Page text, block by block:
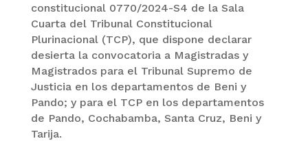
constitucional 0770/2024-S4 de la Sala
Cuarta del Tribunal Constitucional
Plurinacional (TCP), que dispone declarar
desierta la convocatoria a Magistradas y
Magistrados para el Tribunal Supremo de
Justicia en los departamentos de Beni y
Pando; y para el TCP en los departamentos
de Pando, Cochabamba, Santa Cruz, Beni y
Tarija.